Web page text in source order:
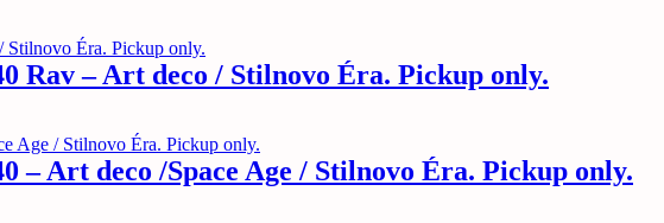
Rav – Art deco / Stilnovo Éra. Pickup only.
– Art deco /Space Age / Stilnovo Éra. Pickup only.